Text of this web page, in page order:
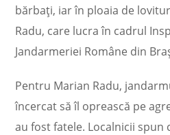
bărbaţi, iar în ploaia de
Radu, care lucra în cadrul
Jandarmeriei Române din
Pentru Marian Radu,
încercat să îl oprească pe
au fost fatele. Localnicii spun